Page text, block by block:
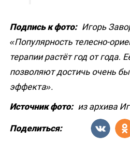
Подпись к фото: Игорь
«Популярность телесно-
терапии растёт год от года.
позволяют достичь очень
эффекта».
Источник фото: из архива
Поделиться: